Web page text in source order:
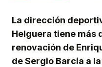
La dirección
Helguera tiene más
renovación de
de Sergio Barcia a